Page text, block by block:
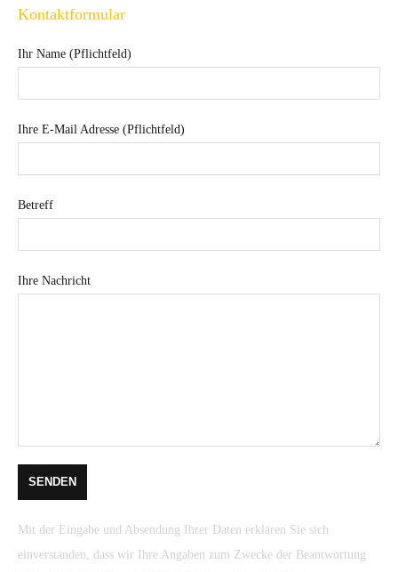
Kontaktformular
Ihr Name (Pflichtfeld)
Ihre E-Mail Adresse (Pflichtfeld)
Betreff
Ihre Nachricht
Mit der Eingabe und Absendung Ihrer Daten erklären Sie sich
einverstanden, dass wir Ihre Angaben zum Zwecke der Beantwortung